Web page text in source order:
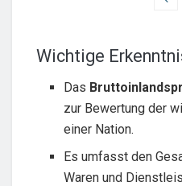
Wichtige
Das
zur Bewertung der
einer Nation.
Es umfasst den
Waren und